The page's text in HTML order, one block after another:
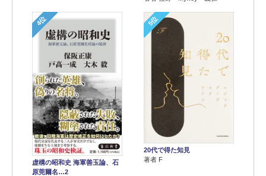
4位
虚構の昭和史 海軍善玉論、石
原莞爾名…2
5位
20代で得た知見
著者 F